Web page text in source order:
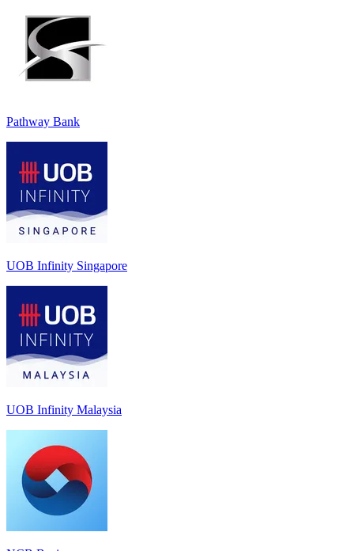
Pathway Bank
UOB Infinity Singapore
UOB Infinity Malaysia